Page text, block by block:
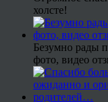
холсте!
Безумно рады
фото, видео